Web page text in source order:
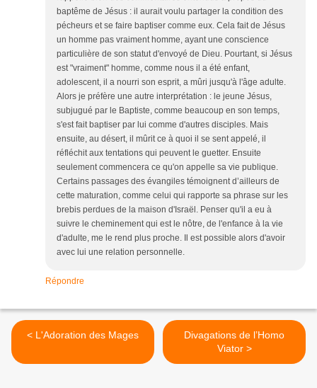
baptême de Jésus : il aurait voulu partager la condition des
pécheurs et se faire baptiser comme eux. Cela fait de Jésus
un homme pas vraiment homme, ayant une conscience
particulière de son statut d'envoyé de Dieu. Pourtant, si Jésus
est "vraiment" homme, comme nous il a été enfant,
adolescent, il a nourri son esprit, a mûri jusqu'à l'âge adulte.
Alors je préfère une autre interprétation : le jeune Jésus,
subjugué par le Baptiste, comme beaucoup en son temps,
s'est fait baptiser par lui comme d'autres disciples. Mais
ensuite, au désert, il mûrit ce à quoi il se sent appelé, il
réfléchit aux tentations qui peuvent le guetter. Ensuite
seulement commencera ce qu'on appelle sa vie publique.
Certains passages des évangiles témoignent d’ailleurs de
cette maturation, comme celui qui rapporte sa phrase sur les
brebis perdues de la maison d'Israël. Penser qu'il a eu à
suivre le cheminement qui est le nôtre, de l'enfance à la vie
d'adulte, me le rend plus proche. Il est possible alors d'avoir
avec lui une relation personnelle.
Répondre
< L'Adoration des Mages
Divagations de l’Homo
Viator >